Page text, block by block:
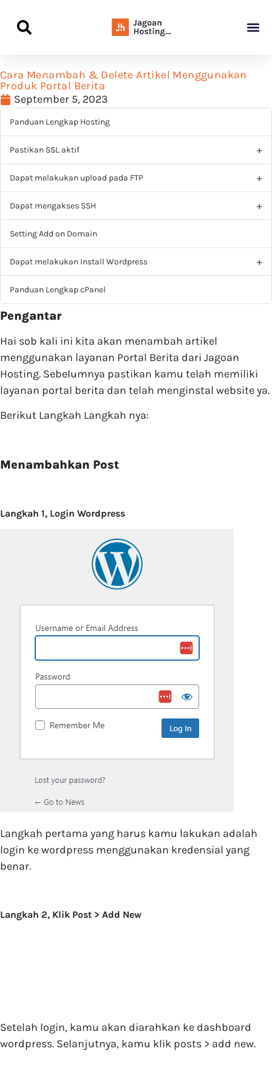
Cara Menambah & Delete Artikel Menggunakan
Produk Portal Berita
September 5, 2023
Panduan Lengkap Hosting
Pastikan SSL aktif
Dapat melakukan upload pada FTP
Dapat mengakses SSH
Setting Add on Domain
Dapat melakukan Install Wordpress
Panduan Lengkap cPanel
Pengantar
Hai sob kali ini kita akan menambah artikel
menggunakan layanan Portal Berita dari Jagoan
Hosting. Sebelumnya pastikan kamu telah memiliki
layanan portal berita dan telah menginstal website ya.
Berikut Langkah Langkah nya:
Menambahkan Post
Langkah 1, Login Wordpress
Langkah pertama yang harus kamu lakukan adalah
login ke wordpress menggunakan kredensial yang
benar.
Langkah 2, Klik Post > Add New
Setelah login, kamu akan diarahkan ke dashboard
wordpress. Selanjutnya, kamu klik posts > add new.